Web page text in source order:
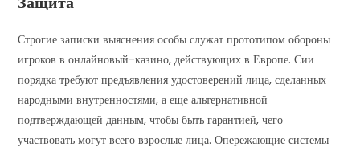
Строгие записки выяснения особы служат прототипом обороны
игроков в онлайновый-казино, действующих в Европе. Сии
порядка требуют предъявления удостоверений лица, сделанных
народными внутренностями, а еще альтернативной
подтверждающей данным, чтобы быть гарантией, чего
участвовать могут всего взрослые лица. Опережающие системы